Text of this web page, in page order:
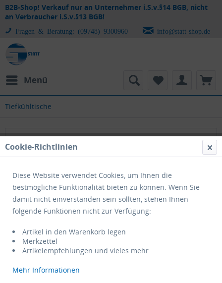
B2B-Shop! Verkauf nur an Unternehmer i.S.v.§14 BGB, nicht
an Verbraucher i.S.v.§13 BGB!
Fragen & Beratung: (09748) 9300960 info@statt-shop.de
Menü
Tiefkühltische
Tiefkühltische
Service Hotline
Shop Service
Informationen
Cookie-Richtlinien
Diese Website verwendet Cookies, um Ihnen die
bestmögliche Funktionalität bieten zu können. Wenn Sie
damit nicht einverstanden sein sollten, stehen Ihnen
folgende Funktionen nicht zur Verfügung:
Artikel in den Warenkorb legen
Merkzettel
Artikelempfehlungen und vieles mehr
Mehr Informationen